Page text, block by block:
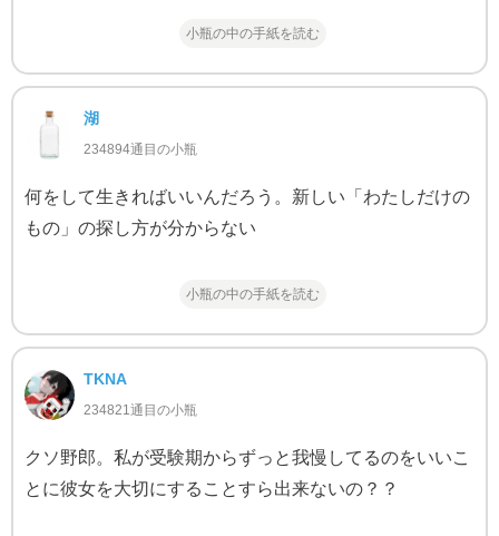
小瓶の中の手紙を読む
湖
234894通目の小瓶
何をして生きればいいんだろう。新しい「わたしだけの
もの」の探し方が分からない
小瓶の中の手紙を読む
TKNA
234821通目の小瓶
クソ野郎。私が受験期からずっと我慢してるのをいいこ
とに彼女を大切にすることすら出来ないの？？